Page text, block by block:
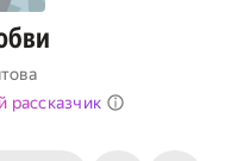
рассказчик